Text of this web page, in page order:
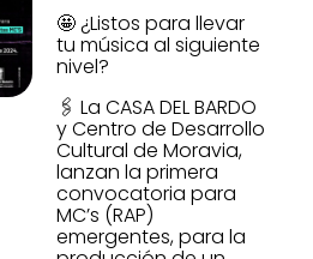
🤩 ¿Listos para llevar
tu música al siguiente
nivel?
🖇️ La CASA DEL BARDO
y Centro de Desarrollo
Cultural de Moravia,
lanzan la primera
convocatoria para
MC’s (RAP)
emergentes, para la